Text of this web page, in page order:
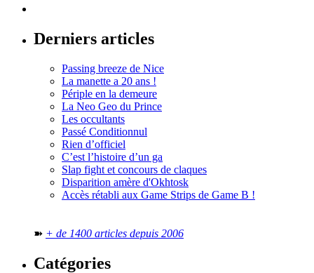
Derniers articles
Passing breeze de Nice
La manette a 20 ans !
Périple en la demeure
La Neo Geo du Prince
Les occultants
Passé Conditionnul
Rien d’officiel
C’est l’histoire d’un ga
Slap fight et concours de claques
Disparition amère d'Okhtosk
Accès rétabli aux Game Strips de Game B !
➽ + de 1400 articles depuis 2006
Catégories